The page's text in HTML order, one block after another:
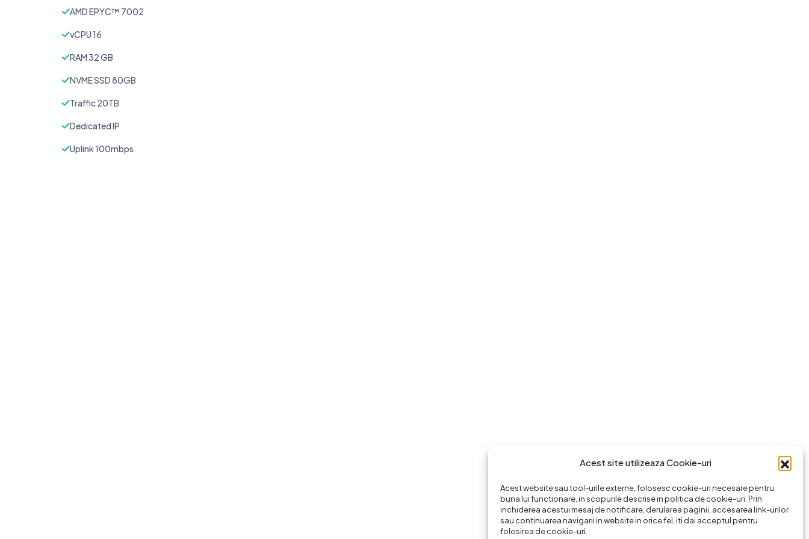
Acest site utilizeaza Cookie-uri
Acest website sau tool-urile externe, folosesc cookie-uri necesare pentru
buna lui functionare, in scopurile descrise in politica de cookie-uri. Prin
inchiderea acestui mesaj de notificare, derularea paginii, accesarea link-urilor
sau continuarea navigarii in website in orice fel, iti dai acceptul pentru
folosirea de cookie-uri.
AMD EPYC™ 7002
vCPU 16
RAM 32 GB
NVME SSD 80GB
Traffic 20TB
Dedicated IP
Uplink 100mbps